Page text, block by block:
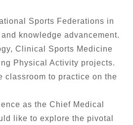
Sports Federations in
knowledge advancement.
Clinical Sports Medicine
Physical Activity projects.
classroom to practice on the
as the Chief Medical
like to explore the pivotal